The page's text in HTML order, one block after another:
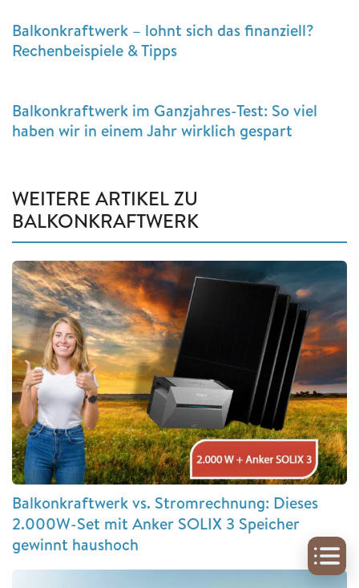
Balkonkraftwerk – lohnt sich das finanziell?
Rechenbeispiele & Tipps
Balkonkraftwerk im Ganzjahres-Test: So viel
haben wir in einem Jahr wirklich gespart
WEITERE ARTIKEL ZU
BALKONKRAFTWERK
Balkonkraftwerk vs. Stromrechnung: Dieses
2.000W-Set mit Anker SOLIX 3 Speicher
gewinnt haushoch